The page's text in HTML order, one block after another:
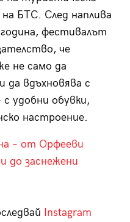
БТС. След наплива
фестивалът
че
не само да
да вдъхновява с
удобни обувки,
настроение.
– от Орфееви
до заснежени
Instagram